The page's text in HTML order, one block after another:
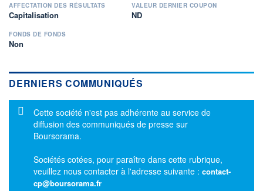
AFFECTATION DES RÉSULTATS
Capitalisation
VALEUR DERNIER COUPON
ND
FONDS DE FONDS
Non
DERNIERS COMMUNIQUÉS
Message d'information
Cette société n'est pas adhérente au service de
diffusion des communiqués de presse sur
Boursorama.
Sociétés cotées, pour paraître dans cette rubrique,
veuillez nous contacter à l'adresse suivante : contact-
cp@boursorama.fr